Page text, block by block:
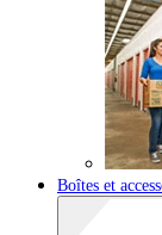
Boîtes et